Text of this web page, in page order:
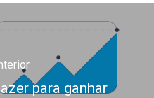
para ganhar